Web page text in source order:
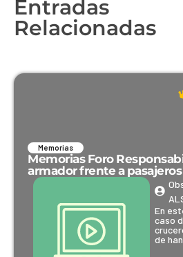
Entradas
Relacionadas
Memorias
Memorias Foro
armador frente a
En
caso
de